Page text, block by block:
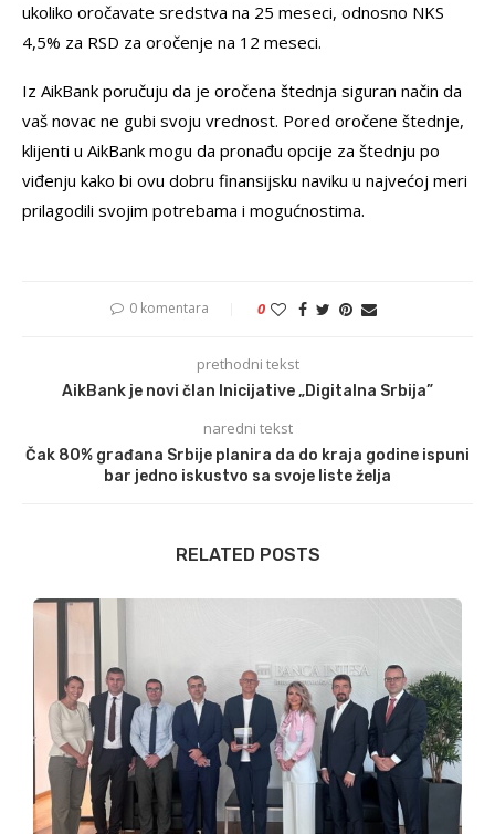
ukoliko oročavate sredstva na 25 meseci, odnosno NKS
4,5% za RSD za oročenje na 12 meseci.
Iz AikBank poručuju da je oročena štednja siguran način da
vaš novac ne gubi svoju vrednost. Pored oročene štednje,
klijenti u AikBank mogu da pronađu opcije za štednju po
viđenju kako bi ovu dobru finansijsku naviku u najvećoj meri
prilagodili svojim potrebama i mogućnostima.
0 komentara 0
prethodni tekst
AikBank je novi član Inicijative „Digitalna Srbija”
naredni tekst
Čak 80% građana Srbije planira da do kraja godine ispuni
bar jedno iskustvo sa svoje liste želja
RELATED POSTS